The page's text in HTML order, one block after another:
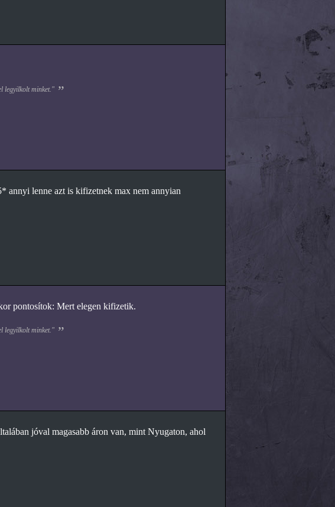
legyilkolt minket."
annyi lenne azt is kifizetnek max nem annyian
pontosítok: Mert elegen kifizetik.
legyilkolt minket."
jóval magasabb áron van, mint Nyugaton, ahol